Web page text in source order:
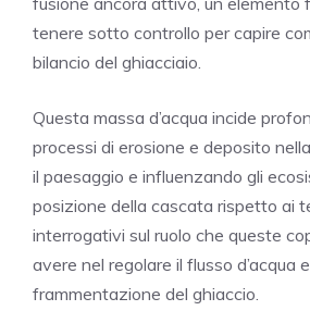
tenere sotto controllo per capire
bilancio del ghiacciaio.
Questa massa d’acqua incide
processi di erosione e deposito
il paesaggio e influenzando gli
posizione della cascata rispetto ai
interrogativi sul ruolo che queste
avere nel regolare il flusso d’acqua
frammentazione del ghiaccio.